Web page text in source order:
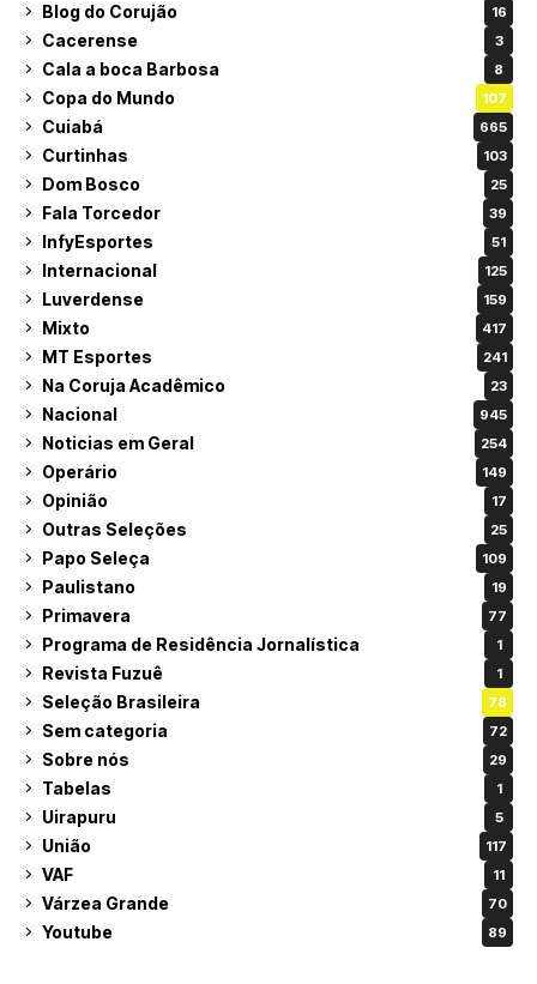
Blog do Corujão 16
Cacerense 3
Cala a boca Barbosa 8
Copa do Mundo 107
Cuiabá 665
Curtinhas 103
Dom Bosco 25
Fala Torcedor 39
InfyEsportes 51
Internacional 125
Luverdense 159
Mixto 417
MT Esportes 241
Na Coruja Acadêmico 23
Nacional 945
Noticias em Geral 254
Operário 149
Opinião 17
Outras Seleções 25
Papo Seleça 109
Paulistano 19
Primavera 77
Programa de Residência Jornalística 1
Revista Fuzuê 1
Seleção Brasileira 78
Sem categoria 72
Sobre nós 29
Tabelas 1
Uirapuru 5
União 117
VAF 11
Várzea Grande 70
Youtube 89